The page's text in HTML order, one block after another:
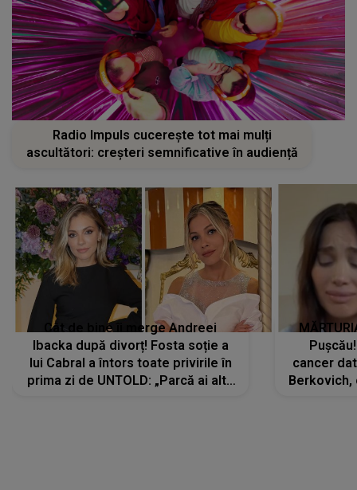
Radio Impuls cucerește tot mai mulți
ascultători: creșteri semnificative în audiență
Cât de bine îi merge Andreei
Ibacka după divorț! Fosta soție a
lui Cabral a întors toate privirile în
prima zi de UNTOLD: „Parcă ai altă
cancer